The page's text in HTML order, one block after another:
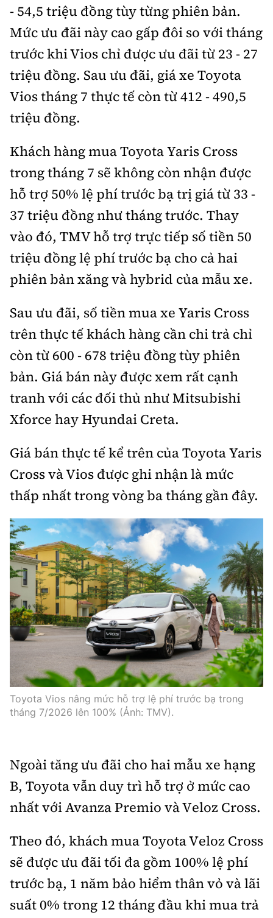
- 54,5 triệu đồng tùy từng phiên bản.
Mức ưu đãi này cao gấp đôi so với tháng
trước khi Vios chỉ được ưu đãi từ 23 - 27
triệu đồng. Sau ưu đãi, giá xe Toyota
Vios tháng 7 thực tế còn từ 412 - 490,5
triệu đồng.
Khách hàng mua Toyota Yaris Cross
trong tháng 7 sẽ không còn nhận được
hỗ trợ 50% lệ phí trước bạ trị giá từ 33 -
37 triệu đồng như tháng trước. Thay
vào đó, TMV hỗ trợ trực tiếp số tiền 50
triệu đồng lệ phí trước bạ cho cả hai
phiên bản xăng và hybrid của mẫu xe.
Sau ưu đãi, số tiền mua xe Yaris Cross
trên thực tế khách hàng cần chi trả chỉ
còn từ 600 - 678 triệu đồng tùy phiên
bản. Giá bán này được xem rất cạnh
tranh với các đối thủ như Mitsubishi
Xforce hay Hyundai Creta.
Giá bán thực tế kể trên của Toyota Yaris
Cross và Vios được ghi nhận là mức
thấp nhất trong vòng ba tháng gần đây.
Toyota Vios nâng mức hỗ trợ lệ phí trước bạ trong
tháng 7/2026 lên 100% (Ảnh: TMV).
Ngoài tăng ưu đãi cho hai mẫu xe hạng
B, Toyota vẫn duy trì hỗ trợ ở mức cao
nhất với Avanza Premio và Veloz Cross.
Theo đó, khách mua Toyota Veloz Cross
sẽ được ưu đãi tối đa gồm 100% lệ phí
trước bạ, 1 năm bảo hiểm thân vỏ và lãi
suất 0% trong 12 tháng đầu khi mua trả